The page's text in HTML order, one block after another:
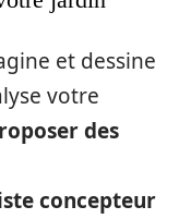
et dessine
votre
des
concepteur